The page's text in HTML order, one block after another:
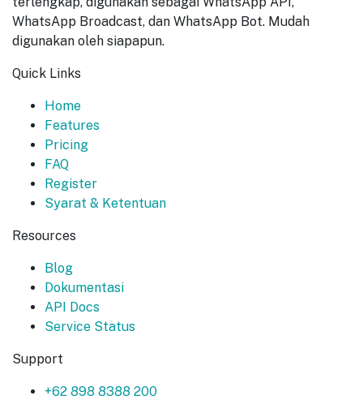
WhatsApp Broadcast, dan WhatsApp Bot. Mudah
digunakan oleh siapapun.
Quick Links
Home
Features
Pricing
FAQ
Register
Syarat & Ketentuan
Resources
Blog
Dokumentasi
API Docs
Service Status
Support
+62 898 8388 200